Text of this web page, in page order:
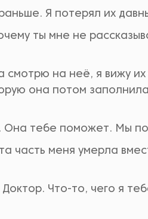
Я потерял их
ты мне не
на неё, я вижу их
она потом
Она тебе поможет. Мы
часть меня умерла
Что-то, чего я